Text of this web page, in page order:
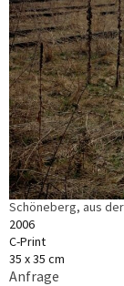
Schöneberg, aus
2006
C-Print
35 x 35 cm
Anfrage